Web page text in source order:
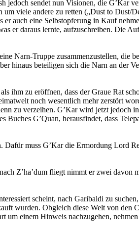
sendet nun Visionen, die G’Kar
viele andere zu retten („Dust to Dust/
er auch eine Selbstopferung in Kauf
er daraus lernte, aufzuschreiben. Die
Narn-Truppe zusammenzustellen, die
hinaus beteiligen sich die Narn an der
ihm zu eröffnen, dass der Graue Rat
noch wesentlich mehr zerstört
zu verzeihen. G’Kar wird jetzt jedoch
G’Quan, herausfindet, dass
Dafür muss G’Kar die Ermordung Lord
Z’ha’dum fliegt nimmt er zwei davon
scheint, nach Garibaldi zu
wurden. Obgleich diese Welt von den
um einem Hinweis nachzugehen,